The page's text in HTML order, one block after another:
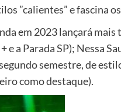
”calientes” e fascina
em 2023 lançará
e a Parada SP); Nessa
semestre, de
como destaque).